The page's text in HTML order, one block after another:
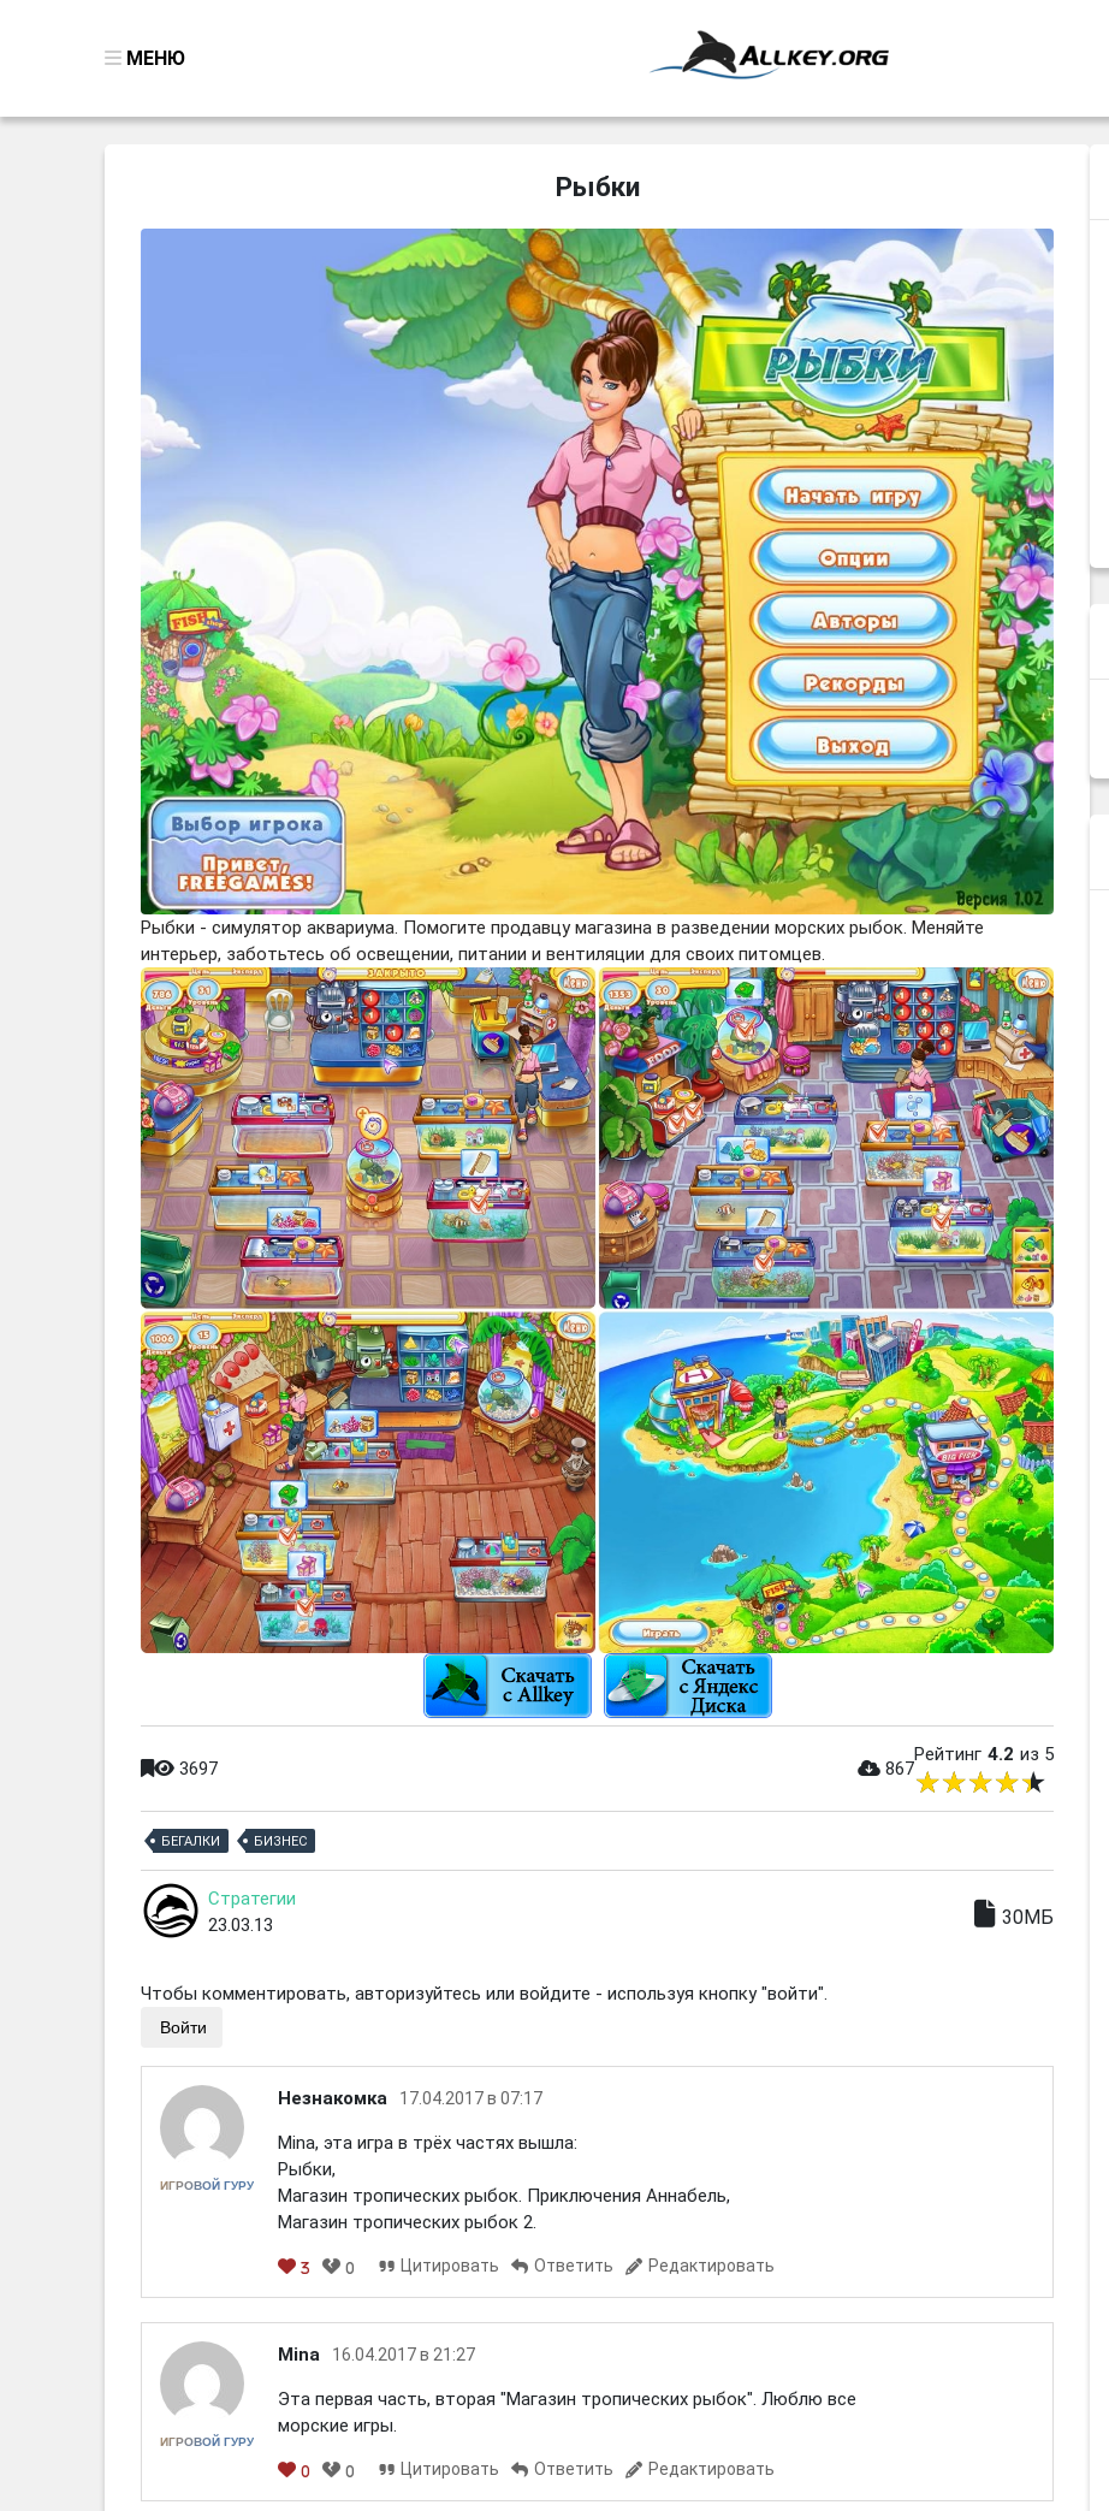
МЕНЮ
СТРЕЛЯЛКИ
КВЕСТ
НОВОСТИ
Рыбки
Рыбки - cимулятор аквариума. Помогите продавцу магазина в разведении морских рыбок. Меняйте
интерьер, заботьтесь об освещении, питании и вентиляции для своих питомцев.
3697 867
Рейтинг 4.2 из 5
БЕГАЛКИ БИЗНЕС
Стратегии
23.03.13
30МБ
Чтобы комментировать, авторизуйтесь или войдите - используя кнопку "войти".
Войти
ИГРОВОЙ ГУРУ
Незнакомка 17.04.2017 в 07:17
Mina, эта игра в трёх частях вышла:
Рыбки,
Магазин тропических рыбок. Приключения Аннабель,
Магазин тропических рыбок 2.
3 0 Цитировать Ответить Редактировать
ИГРОВОЙ ГУРУ
Mina 16.04.2017 в 21:27
Эта первая часть, вторая "Магазин тропических рыбок". Люблю все
морские игры.
0 0 Цитировать Ответить Редактировать